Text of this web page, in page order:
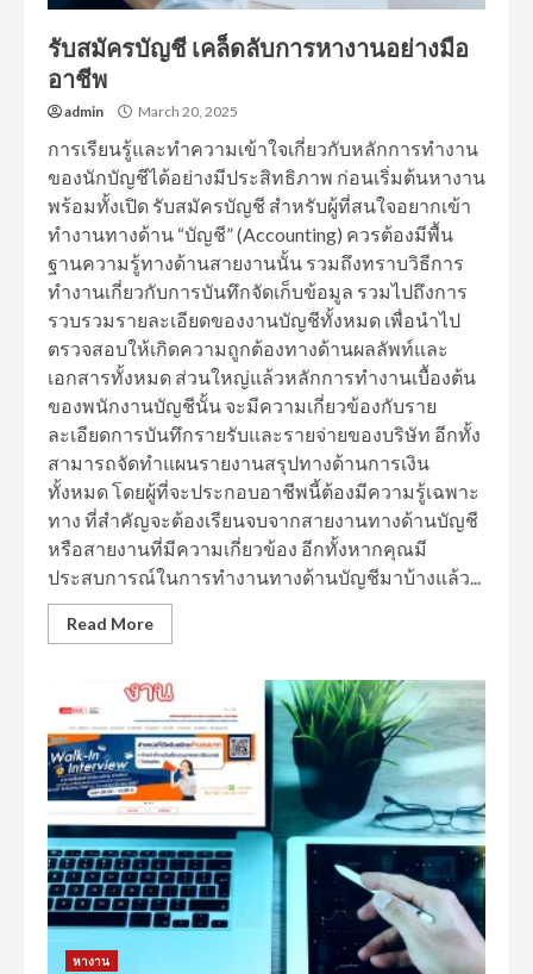
รับสมัครบัญชี เคล็ดลับการหางานอย่างมือ
อาชีพ
admin March 20, 2025
การเรียนรู้และทำความเข้าใจเกี่ยวกับหลักการทำงาน
ของนักบัญชีได้อย่างมีประสิทธิภาพ ก่อนเริ่มต้นหางาน
พร้อมทั้งเปิด รับสมัครบัญชี สำหรับผู้ที่สนใจอยากเข้า
ทำงานทางด้าน “บัญชี” (Accounting) ควรต้องมีพื้น
ฐานความรู้ทางด้านสายงานนั้น รวมถึงทราบวิธีการ
ทำงานเกี่ยวกับการบันทึกจัดเก็บข้อมูล รวมไปถึงการ
รวบรวมรายละเอียดของงานบัญชีทั้งหมด เพื่อนำไป
ตรวจสอบให้เกิดความถูกต้องทางด้านผลลัพท์และ
เอกสารทั้งหมด ส่วนใหญ่แล้วหลักการทำงานเบื้องต้น
ของพนักงานบัญชีนั้น จะมีความเกี่ยวข้องกับราย
ละเอียดการบันทึกรายรับและรายจ่ายของบริษัท อีกทั้ง
สามารถจัดทำแผนรายงานสรุปทางด้านการเงิน
ทั้งหมด โดยผู้ที่จะประกอบอาชีพนี้ต้องมีความรู้เฉพาะ
ทาง ที่สำคัญจะต้องเรียนจบจากสายงานทางด้านบัญชี
หรือสายงานที่มีความเกี่ยวข้อง อีกทั้งหากคุณมี
ประสบการณ์ในการทำงานทางด้านบัญชีมาบ้างแล้ว...
Read More
หางาน